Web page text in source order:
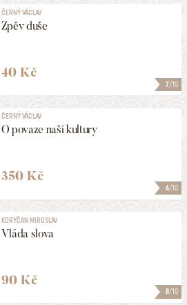
7/10
ČERNÝ VÁCLAV
Zpěv duše
40 Kč
6/10
ČERNÝ VÁCLAV
O povaze naší kultury
350 Kč
8/10
KORYČAN MIROSLAV
Vláda slova
90 Kč